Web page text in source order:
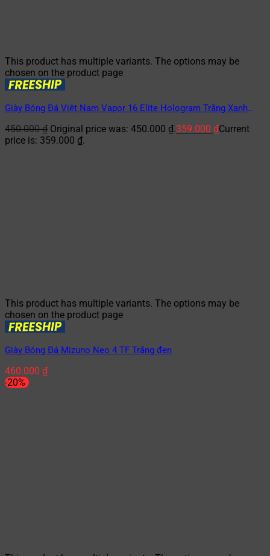
This product has multiple variants. The options may be
chosen on the product page
Giày Bóng Đá Việt Nam Vapor 16 Elite Hologram Trắng Xanh
450.000₫ Original price was: 450.000 ₫.359.000 ₫Current
price is: 359.000 ₫.
This product has multiple variants. The options may be
chosen on the product page
Giày Bóng Đá Mizuno Neo 4 TF Trắng đen
460.000 ₫
-20%